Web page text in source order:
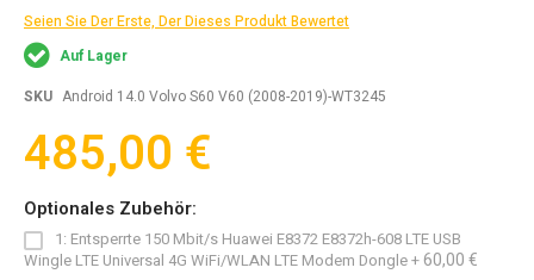
Seien Sie Der Erste, Der Dieses Produkt Bewertet
Auf Lager
SKU Android 14.0 Volvo S60 V60 (2008-2019)-WT3245
485,00 €
Optionales Zubehör:
1: Entsperrte 150 Mbit/s Huawei E8372 E8372h-608 LTE USB
Wingle LTE Universal 4G WiFi/WLAN LTE Modem Dongle+60,00 €